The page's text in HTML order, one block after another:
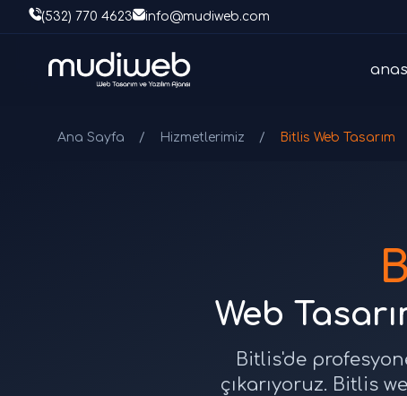
(532) 770 4623 info@mudiweb.com
Ana Sayfa / Hizmetlerimiz / Bitlis Web Tasarım
Web
Bitlis'de
çıkarıyoruz. Bitlis